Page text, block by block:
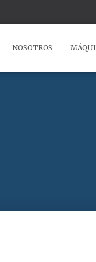
NOSOTROS